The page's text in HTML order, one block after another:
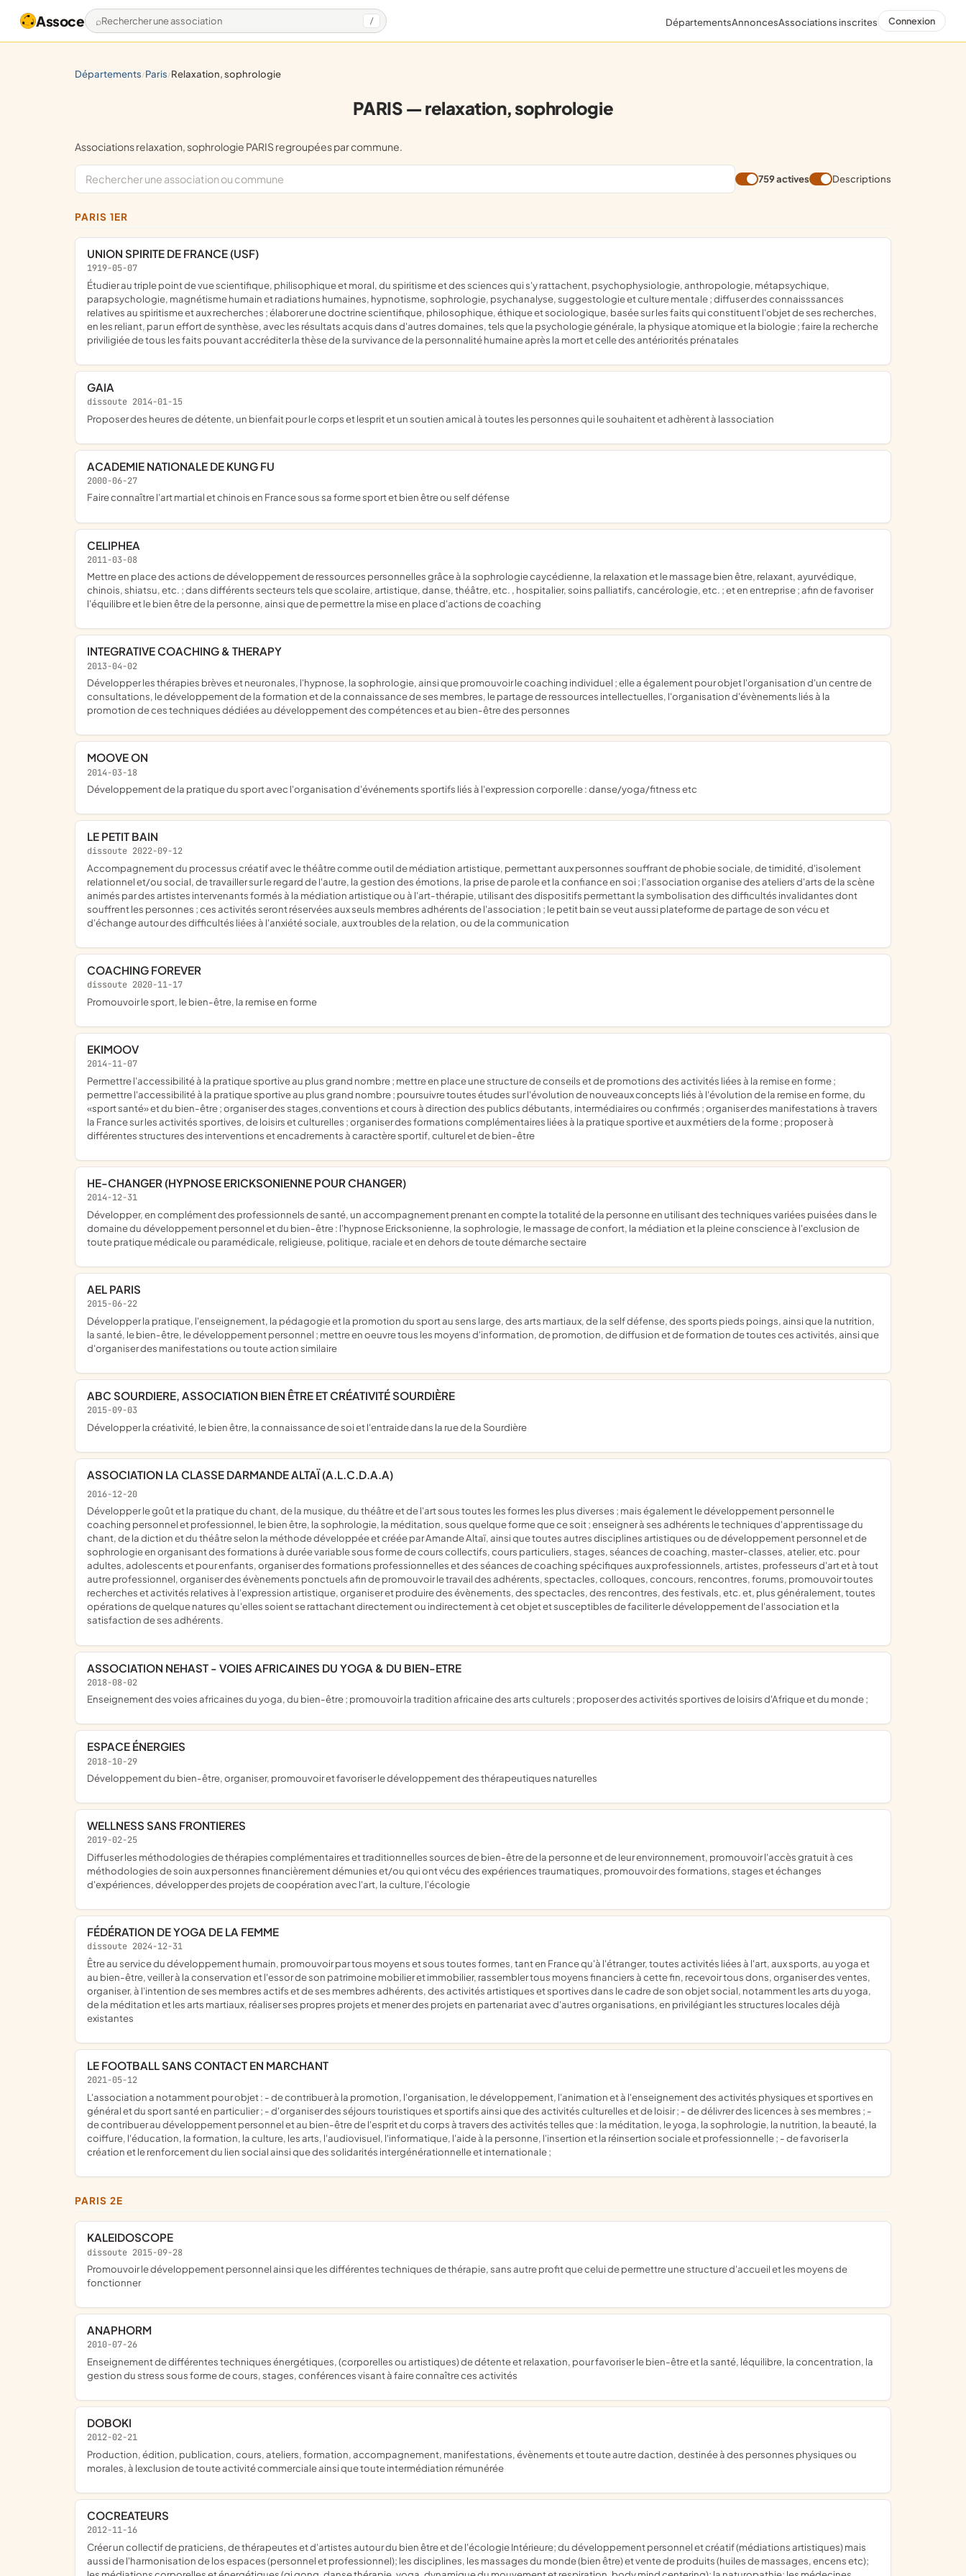
Assoce Rechercher une association / DépartementsAnnoncesAssociations inscrites Connexion
départements/ paris/ relaxation, sophrologie
PARIS — relaxation, sophrologie
Associations relaxation, sophrologie PARIS regroupées par commune.
759 actives Descriptions
PARIS 1ER
UNION SPIRITE DE FRANCE (USF)
1919-05-07
étudier au triple point de vue scientifique, philisophique et moral, du spiritisme et des sciences qui s'y rattachent, psychophysiologie, anthropologie, métapsychique,
parapsychologie, magnétisme humain et radiations humaines, hypnotisme, sophrologie, psychanalyse, suggestologie et culture mentale ; diffuser des connaisssances
relatives au spiritisme et aux recherches ; élaborer une doctrine scientifique, philosophique, éthique et sociologique, basée sur les faits qui constituent l'objet de ses recherches,
en les reliant, par un effort de synthèse, avec les résultats acquis dans d'autres domaines, tels que la psychologie générale, la physique atomique et la biologie ; faire la recherche
priviligiée de tous les faits pouvant accréditer la thèse de la survivance de la personnalité humaine après la mort et celle des antériorités prénatales
GAIA
dissoute 2014-01-15
proposer des heures de détente, un bienfait pour le corps et lesprit et un soutien amical à toutes les personnes qui le souhaitent et adhèrent à lassociation
ACADEMIE NATIONALE DE KUNG FU
2000-06-27
faire connaître l'art martial et chinois en France sous sa forme sport et bien être ou self défense
CELIPHEA
2011-03-08
mettre en place des actions de développement de ressources personnelles grâce à la sophrologie caycédienne, la relaxation et le massage bien être, relaxant, ayurvédique,
chinois, shiatsu, etc. ; dans différents secteurs tels que scolaire, artistique, danse, théâtre, etc. , hospitalier, soins palliatifs, cancérologie, etc. ; et en entreprise ; afin de favoriser
l'équilibre et le bien être de la personne, ainsi que de permettre la mise en place d'actions de coaching
INTEGRATIVE COACHING & THERAPY
2013-04-02
développer les thérapies brèves et neuronales, l'hypnose, la sophrologie, ainsi que promouvoir le coaching individuel ; elle a également pour objet l'organisation d'un centre de
consultations, le développement de la formation et de la connaissance de ses membres, le partage de ressources intellectuelles, l'organisation d'évènements liés à la
promotion de ces techniques dédiées au développement des compétences et au bien-être des personnes
MOOVE ON
2014-03-18
développement de la pratique du sport avec l'organisation d'événements sportifs liés à l'expression corporelle : danse/yoga/fitness etc
LE PETIT BAIN
dissoute 2022-09-12
accompagnement du processus créatif avec le théâtre comme outil de médiation artistique, permettant aux personnes souffrant de phobie sociale, de timidité, d'isolement
relationnel et/ou social, de travailler sur le regard de l'autre, la gestion des émotions, la prise de parole et la confiance en soi ; l'association organise des ateliers d'arts de la scène
animés par des artistes intervenants formés à la médiation artistique ou à l'art-thérapie, utilisant des dispositifs permettant la symbolisation des difficultés invalidantes dont
souffrent les personnes ; ces activités seront réservées aux seuls membres adhérents de l'association ; le petit bain se veut aussi plateforme de partage de son vécu et
d'échange autour des difficultés liées à l'anxiété sociale, aux troubles de la relation, ou de la communication
COACHING FOREVER
dissoute 2020-11-17
promouvoir le sport, le bien-être, la remise en forme
EKIMOOV
2014-11-07
permettre l'accessibilité à la pratique sportive au plus grand nombre ; mettre en place une structure de conseils et de promotions des activités liées à la remise en forme ;
permettre l'accessibilité à la pratique sportive au plus grand nombre ; poursuivre toutes études sur l'évolution de nouveaux concepts liés à l'évolution de la remise en forme, du
«sport santé» et du bien-être ; organiser des stages,conventions et cours à direction des publics débutants, intermédiaires ou confirmés ; organiser des manifestations à travers
la France sur les activités sportives, de loisirs et culturelles ; organiser des formations complémentaires liées à la pratique sportive et aux métiers de la forme ; proposer à
différentes structures des interventions et encadrements à caractère sportif, culturel et de bien-être
HE-CHANGER (HYPNOSE ERICKSONIENNE POUR CHANGER)
2014-12-31
développer, en complément des professionnels de santé, un accompagnement prenant en compte la totalité de la personne en utilisant des techniques variées puisées dans le
domaine du développement personnel et du bien-être : l'hypnose Ericksonienne, la sophrologie, le massage de confort, la médiation et la pleine conscience à l'exclusion de
toute pratique médicale ou paramédicale, religieuse, politique, raciale et en dehors de toute démarche sectaire
AEL PARIS
2015-06-22
développer la pratique, l'enseignement, la pédagogie et la promotion du sport au sens large, des arts martiaux, de la self défense, des sports pieds poings, ainsi que la nutrition,
la santé, le bien-être, le développement personnel ; mettre en oeuvre tous les moyens d'information, de promotion, de diffusion et de formation de toutes ces activités, ainsi que
d'organiser des manifestations ou toute action similaire
ABC SOURDIERE, ASSOCIATION BIEN ÊTRE ET CRÉATIVITÉ SOURDIÈRE
2015-09-03
développer la créativité, le bien être, la connaissance de soi et l'entraide dans la rue de la Sourdière
ASSOCIATION LA CLASSE DARMANDE ALTAÏ (A.L.C.D.A.A)
2016-12-20
développer le goût et la pratique du chant, de la musique, du théâtre et de l'art sous toutes les formes les plus diverses ; mais également le développement personnel le
coaching personnel et professionnel, le bien être, la sophrologie, la méditation, sous quelque forme que ce soit ; enseigner à ses adhérents le techniques d'apprentissage du
chant, de la diction et du théâtre selon la méthode développée et créée par Amande Altaï, ainsi que toutes autres disciplines artistiques ou de développement personnel et de
sophrologie en organisant des formations à durée variable sous forme de cours collectifs, cours particuliers, stages, séances de coaching, master-classes, atelier, etc. pour
adultes, adolescents et pour enfants, organiser des formations professionnelles et des séances de coaching spécifiques aux professionnels, artistes, professeurs d'art et à tout
autre professionnel, organiser des évènements ponctuels afin de promouvoir le travail des adhérents, spectacles, colloques, concours, rencontres, forums, promouvoir toutes
recherches et activités relatives à l'expression artistique, organiser et produire des évènements, des spectacles, des rencontres, des festivals, etc. et, plus généralement, toutes
opérations de quelque natures qu'elles soient se rattachant directement ou indirectement à cet objet et susceptibles de faciliter le développement de l'association et la
satisfaction de ses adhérents.
ASSOCIATION NEHAST - VOIES AFRICAINES DU YOGA & DU BIEN-ETRE
2018-08-02
enseignement des voies africaines du yoga, du bien-être ; promouvoir la tradition africaine des arts culturels ; proposer des activités sportives de loisirs d'Afrique et du monde ;
ESPACE ÉNERGIES
2018-10-29
développement du bien-être, organiser, promouvoir et favoriser le développement des thérapeutiques naturelles
WELLNESS SANS FRONTIERES
2019-02-25
diffuser les méthodologies de thérapies complémentaires et traditionnelles sources de bien-être de la personne et de leur environnement, promouvoir l'accès gratuit à ces
méthodologies de soin aux personnes financièrement démunies et/ou qui ont vécu des expériences traumatiques, promouvoir des formations, stages et échanges
d'expériences, développer des projets de coopération avec l'art, la culture, l'écologie
FÉDÉRATION DE YOGA DE LA FEMME
dissoute 2024-12-31
être au service du développement humain, promouvoir par tous moyens et sous toutes formes, tant en France qu'à l'étranger, toutes activités liées à l'art, aux sports, au yoga et
au bien-être, veiller à la conservation et l'essor de son patrimoine mobilier et immobilier, rassembler tous moyens financiers à cette fin, recevoir tous dons, organiser des ventes,
organiser, à l'intention de ses membres actifs et de ses membres adhérents, des activités artistiques et sportives dans le cadre de son objet social, notamment les arts du yoga,
de la méditation et les arts martiaux, réaliser ses propres projets et mener des projets en partenariat avec d'autres organisations, en privilégiant les structures locales déjà
existantes
LE FOOTBALL SANS CONTACT EN MARCHANT
2021-05-12
l'association a notamment pour objet : - de contribuer à la promotion, l'organisation, le développement, l'animation et à l'enseignement des activités physiques et sportives en
général et du sport santé en particulier ; - d'organiser des séjours touristiques et sportifs ainsi que des activités culturelles et de loisir ; - de délivrer des licences à ses membres ; -
de contribuer au développement personnel et au bien-être de l'esprit et du corps à travers des activités telles que : la méditation, le yoga, la sophrologie, la nutrition, la beauté, la
coiffure, l'éducation, la formation, la culture, les arts, l'audiovisuel, l'informatique, l'aide à la personne, l'insertion et la réinsertion sociale et professionnelle ; - de favoriser la
création et le renforcement du lien social ainsi que des solidarités intergénérationnelle et internationale ;
PARIS 2E
KALEIDOSCOPE
dissoute 2015-09-28
promouvoir le développement personnel ainsi que les différentes techniques de thérapie, sans autre profit que celui de permettre une structure d'accueil et les moyens de
fonctionner
ANAPHORM
2010-07-26
enseignement de différentes techniques énergétiques, (corporelles ou artistiques) de détente et relaxation, pour favoriser le bien-être et la santé, léquilibre, la concentration, la
gestion du stress sous forme de cours, stages, conférences visant à faire connaître ces activités
DOBOKI
2012-02-21
production, édition, publication, cours, ateliers, formation, accompagnement, manifestations, évènements et toute autre daction, destinée à des personnes physiques ou
morales, à lexclusion de toute activité commerciale ainsi que toute intermédiation rémunérée
COCREATEURS
2012-11-16
créer un collectif de praticiens, de thérapeutes et d'artistes autour du bien être et de l'écologie Intérieure; du développement personnel et créatif (médiations artistiques) mais
aussi de l'harmonisation de los espaces (personnel et professionnel); les disciplines, les massages du monde (bien être) et vente de produits (huiles de massages, encens etc);